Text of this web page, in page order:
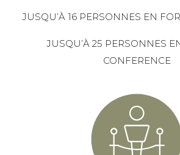
JUSQU’À 16 PERSONNES EN
JUSQU’À 25 PERSONNES
CONFERENCE